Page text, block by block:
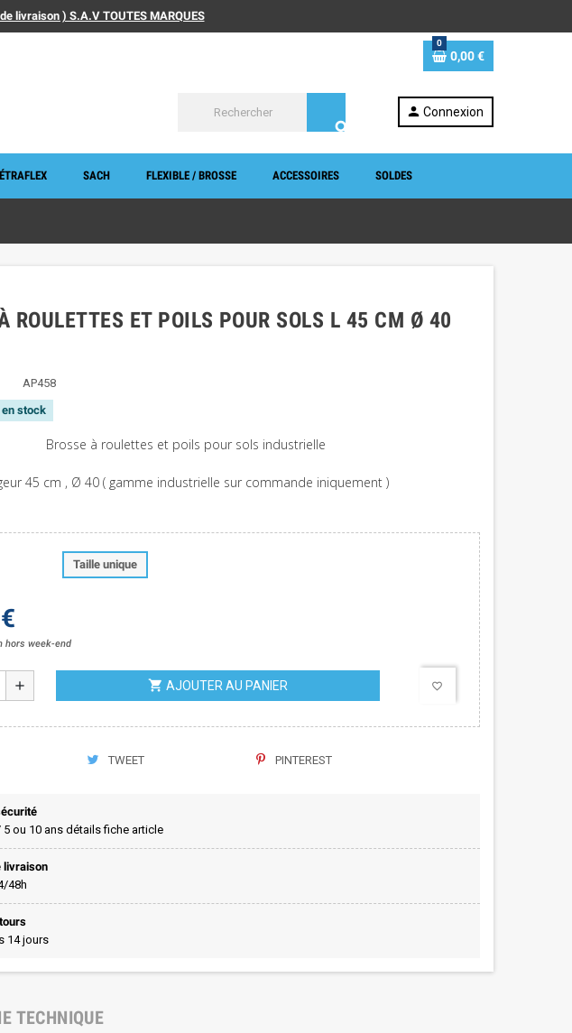
livraison ) S.A.V TOUTES MARQUES
0
0,00 €
search
person Connexion
SACH FLEXIBLE / BROSSE ACCESSOIRES SOLDES
ROULETTES ET POILS POUR SOLS L 45 CM Ø 40
AP458
stock
Brosse à roulettes et poils pour sols industrielle
45 cm , Ø 40 ( gamme industrielle sur commande iniquement )
Taille unique
hors week-end
add shopping_cart AJOUTER AU PANIER favorite_border
TWEET PINTEREST
5 ou 10 ans détails fiche article
livraison
48h
14 jours
TECHNIQUE